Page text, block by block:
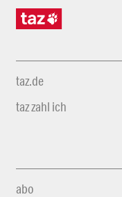
taz.de
taz zahl ich
abo